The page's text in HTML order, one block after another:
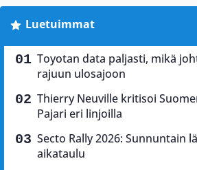
Luetuimmat
Toyotan data paljasti, mikä
rajuun ulosajoon
Thierry Neuville kritisoi
Pajari eri linjoilla
Secto Rally 2026: Sunnuntain
aikataulu